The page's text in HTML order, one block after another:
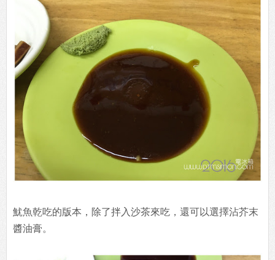
魷魚乾吃的版本，除了拌入沙茶來吃，還可以選擇沾芥末
醬油膏。